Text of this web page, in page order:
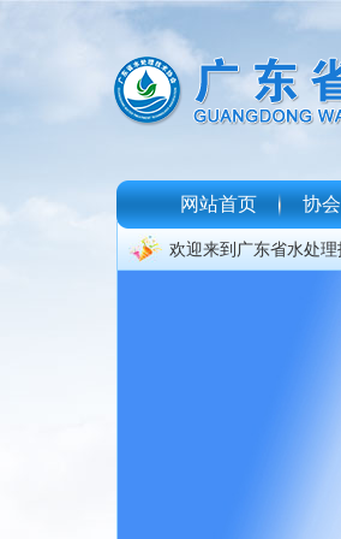
网站首页 协
欢迎来到广东省水处理